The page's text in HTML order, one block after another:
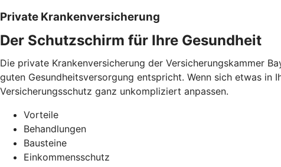
Private Krankenversicherung
Der Schutzschirm für Ihre Gesundheit
Die private Krankenversicherung der Versicherungskammer
guten Gesundheitsversorgung entspricht. Wenn sich etwas
Versicherungsschutz ganz unkompliziert anpassen.
Vorteile
Behandlungen
Bausteine
Einkommensschutz